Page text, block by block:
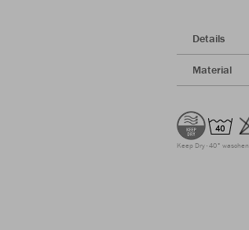
Details
Material
Keep Dry 40° waschen